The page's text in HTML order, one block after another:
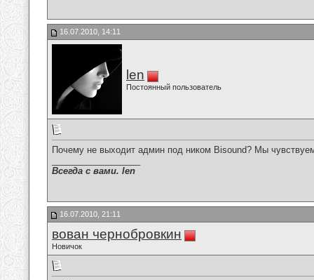
16.07.2010, 14:11
len
Постоянный пользователь
Почему не выходит админ под ником Bisound? Мы
Всегда с вами. len
16.07.2010, 21:11
вован чернобровкин
Новичок